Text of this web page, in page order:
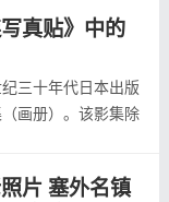
，所以本组照片拍
1937年 南京 国
朱棣次子朱高熙的
地，太平天国改为
真贴》中的
三十年代日本出版
画册）。该影集除
标及工商业场
片 塞外名镇